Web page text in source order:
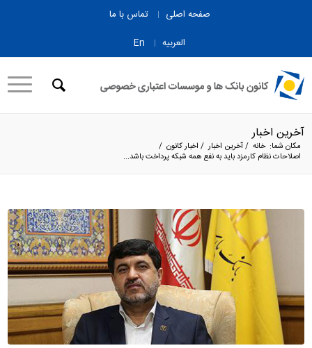
صفحه اصلی
تماس با ما
العربیه
En
آخرین اخبار
مکان شما: خانه /آخرین اخبار / اخبار کانون /
اصلاحات نظام کارمزد باید به نفع همه شبکه پرداخت باشد...